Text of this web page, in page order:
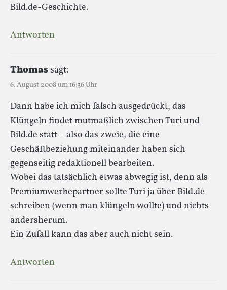
Bild.de-Geschichte.
Antworten
Thomassagt:
6. August 2008 um 16:36 Uhr
Dann habe ich mich falsch ausgedrückt, das
Klüngeln findet mutmaßlich zwischen Turi und
Bild.de statt – also das zweie, die eine
Geschäftbeziehung miteinander haben sich
gegenseitig redaktionell bearbeiten.
Wobei das tatsächlich etwas abwegig ist, denn als
Premiumwerbepartner sollte Turi ja über Bild.de
schreiben (wenn man klüngeln wollte) und nichts
andersherum.
Ein Zufall kann das aber auch nicht sein.
Antworten